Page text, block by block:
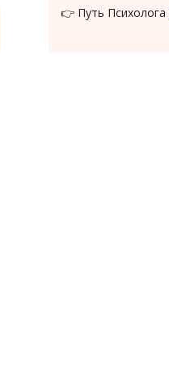
👉 Путь Психолога